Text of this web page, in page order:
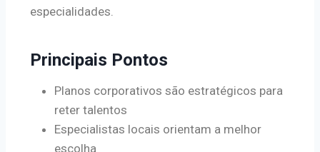
especialidades.
Principais Pontos
Planos corporativos são estratégicos para
reter talentos
Especialistas locais orientam a melhor
escolha